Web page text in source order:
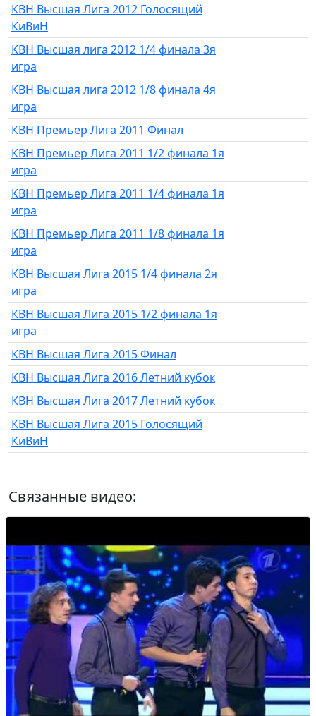
КВН Высшая Лига 2012 Голосящий
КиВиН
КВН Высшая лига 2012 1/4 финала 3я
игра
КВН Высшая лига 2012 1/8 финала 4я
игра
КВН Премьер Лига 2011 Финал
КВН Премьер Лига 2011 1/2 финала 1я
игра
КВН Премьер Лига 2011 1/4 финала 1я
игра
КВН Премьер Лига 2011 1/8 финала 1я
игра
КВН Высшая Лига 2015 1/4 финала 2я
игра
КВН Высшая Лига 2015 1/2 финала 1я
игра
КВН Высшая Лига 2015 Финал
КВН Высшая Лига 2016 Летний кубок
КВН Высшая Лига 2017 Летний кубок
КВН Высшая Лига 2015 Голосящий
КиВиН
Связанные видео: